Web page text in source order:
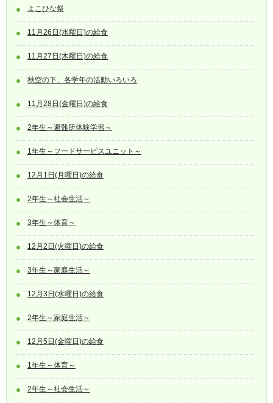
よこひな祭
11月26日(水曜日)の給食
11月27日(木曜日)の給食
秋空の下、各学年の活動いろいろ
11月28日(金曜日)の給食
2年生～避難所体験学習～
1年生～フードサービスユニット～
12月1日(月曜日)の給食
2年生～社会生活～
3年生～体育～
12月2日(火曜日)の給食
3年生～家庭生活～
12月3日(水曜日)の給食
2年生～家庭生活～
12月5日(金曜日)の給食
1年生～体育～
2年生～社会生活～